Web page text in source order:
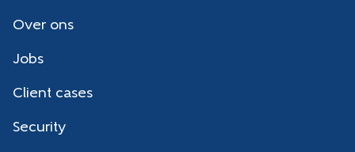
Over ons
Jobs
Client cases
Security